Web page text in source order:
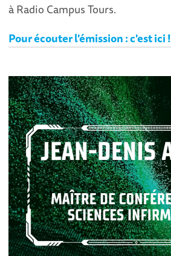
à Radio Campus Tours.
Pour écouter l'émission : c'est ici !